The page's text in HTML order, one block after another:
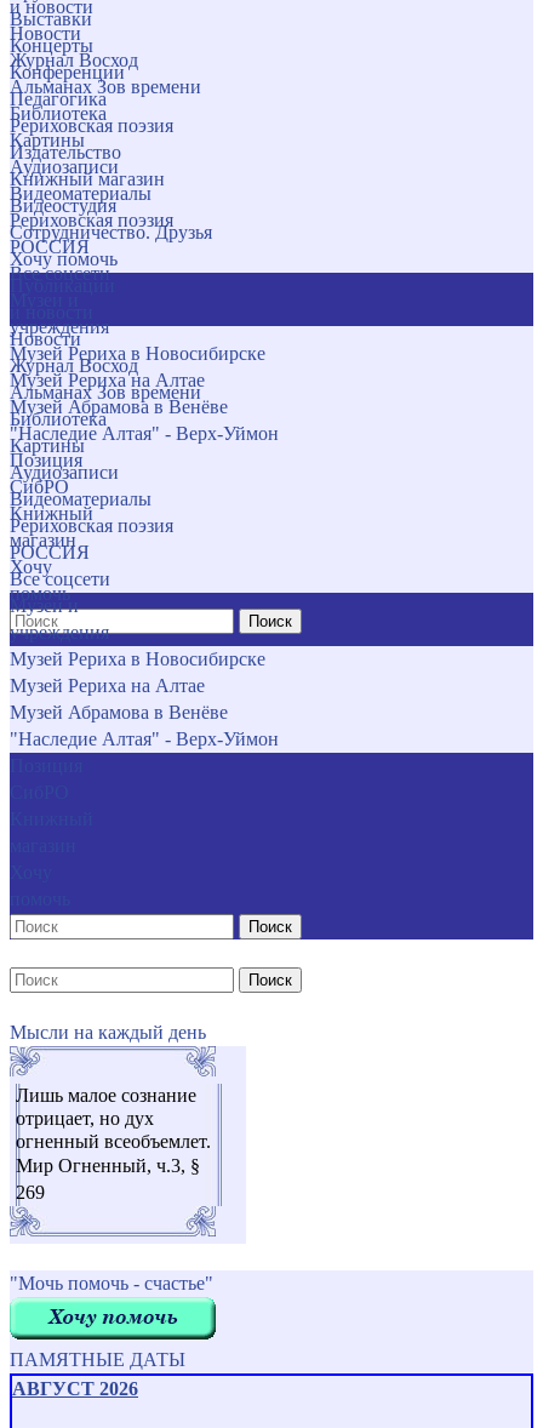
и новости
Новости
Журнал Восход
Альманах Зов времени
Библиотека
Картины
Аудиозаписи
Видеоматериалы
Рериховская поэзия
РОССИЯ
Все соцсети
учреждения
Музей Рериха в Новосибирске
Музей Рериха на Алтае
Музей Абрамова в Венёве
"Наследие Алтая" - Верх-Уймон
Позиция
СибРО
Книжный
магазин
Хочу
помочь
Поиск
Выставки
Концерты
Конференции
Педагогика
Рериховская поэзия
Издательство
Книжный магазин
Видеостудия
Сотрудничество. Друзья
Хочу помочь
Новости
Журнал Восход
Альманах Зов времени
Библиотека
Картины
Аудиозаписи
Видеоматериалы
Рериховская поэзия
РОССИЯ
Все соцсети
Музеи и
учреждения
Музей Рериха в Новосибирске
Музей Рериха на Алтае
Музей Абрамова в Венёве
"Наследие Алтая" - Верх-Уймон
Поиск
Поиск
Мысли на каждый день
Лишь малое сознание
отрицает, но дух
огненный всеобъемлет.
Мир Огненный, ч.3, §
269
"Мочь помочь - счастье"
ПАМЯТНЫЕ ДАТЫ
АВГУСТ 2026